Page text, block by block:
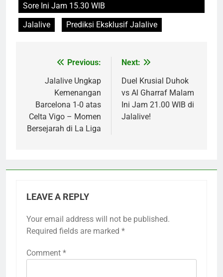
Sore Ini Jam 15.30 WIB
Jalalive
Prediksi Eksklusif Jalalive
navigation
Previous:
Jalalive Ungkap
Kemenangan
Barcelona 1-0 atas
Celta Vigo – Momen
Bersejarah di La Liga
Next:
Duel Krusial Duhok
vs Al Gharraf Malam
Ini Jam 21.00 WIB di
Jalalive!
LEAVE A REPLY
Your email address will not be published.
Required fields are marked *
Comment *